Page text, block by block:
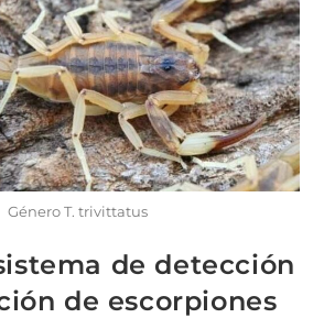
Género T. trivittatus
de detección
de escorpiones